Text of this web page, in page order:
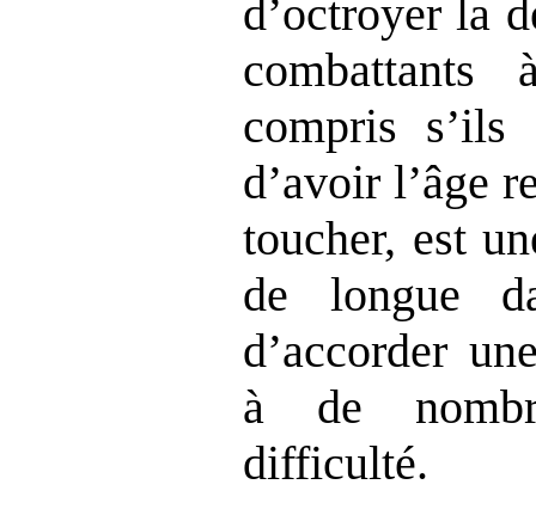
d’octroyer la
compris s’ils
d’avoir l’âge
toucher, est
de longue
d’accorder
à de
difficulté.